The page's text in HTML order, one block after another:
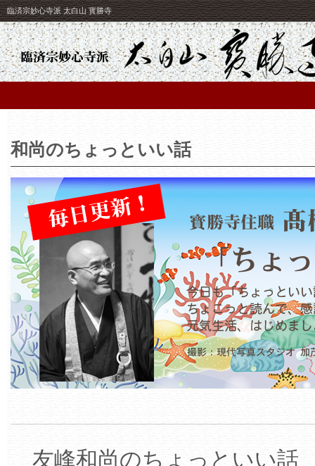
臨済宗妙心寺派 太白山 寳勝寺
和尚のちょっといい話
友峰和尚のちょっといい話